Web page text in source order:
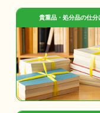
貴重品・処分品の仕分